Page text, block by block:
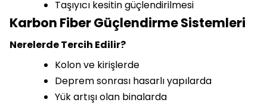
Taşıyıcı kesitin güçlendirilmesi
Karbon Fiber Güçlendirme Sistemleri
Nerelerde Tercih Edilir?
Kolon ve kirişlerde
Deprem sonrası hasarlı yapılarda
Yük artışı olan binalarda